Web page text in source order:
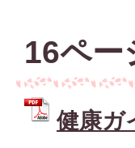
16ペー
健康ガ